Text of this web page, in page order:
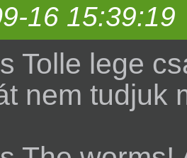
16 15:39:19
Tolle lege
nem tudjuk